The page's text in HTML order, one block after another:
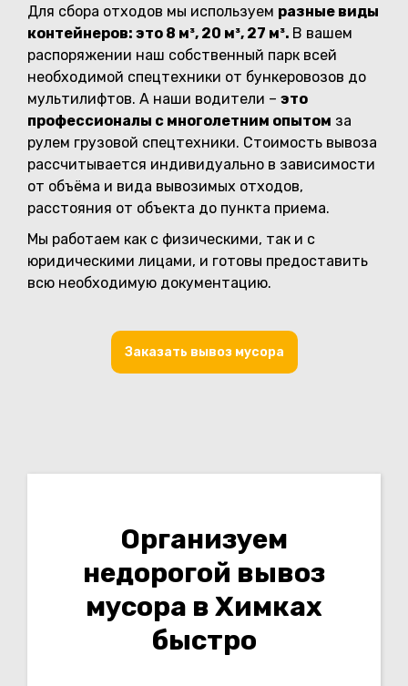
Для сбора отходов мы используем разные виды
контейнеров: это 8 м³, 20 м³, 27 м³. В вашем
распоряжении наш собственный парк всей
необходимой спецтехники от бункеровозов до
мультилифтов. А наши водители – это
профессионалы с многолетним опытом за
рулем грузовой спецтехники. Стоимость вывоза
рассчитывается индивидуально в зависимости
от объёма и вида вывозимых отходов,
расстояния от объекта до пункта приема.
Мы работаем как с физическими, так и с
юридическими лицами, и готовы предоставить
всю необходимую документацию.
Заказать вывоз мусора
Организуем
недорогой вывоз
мусора в Химках
быстро